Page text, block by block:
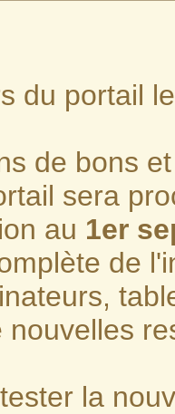
du portail
de bons
sera
au 1er
de
nouvelles
la